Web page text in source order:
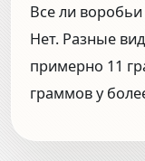
Все ли
Нет. Разные
примерно 11
граммов у